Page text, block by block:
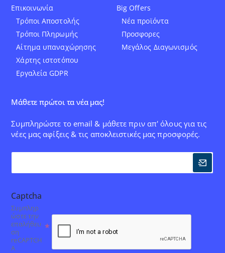
Επικοινωνία
Τρόποι Αποστολής
Τρόποι Πληρωμής
Αίτημα υπαναχώρησης
Χάρτης ιστοτόπου
Εργαλεία GDPR
Big Offers
Νέα προϊόντα
Προσφορες
Μεγάλος Διαγωνισμός
Μάθετε πρώτοι τα νέα μας!
Συμπληρώστε το email & μάθετε πριν απ' όλους για τις
νέες μας αφίξεις & τις αποκλειστικές μας προσφορές.
Captcha
Συμπληρ
ώστε την
επαλήθευ
ση
reCAPTCH
A